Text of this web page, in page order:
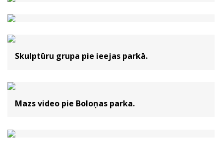
Skulptūru grupa pie ieejas parkā.
Mazs video pie Boloņas parka.